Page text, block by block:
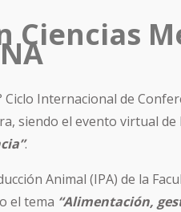
Ciencias
Internacional de
siendo el evento virtual
.
Animal (IPA) de la
el tema “Alimentación,